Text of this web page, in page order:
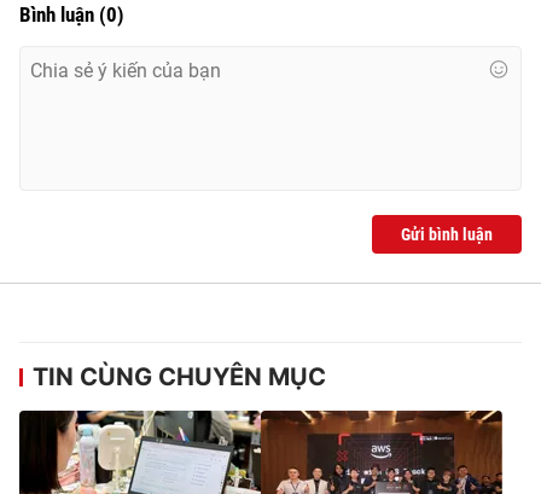
Bình luận (0)
Gửi bình luận
TIN CÙNG CHUYÊN MỤC